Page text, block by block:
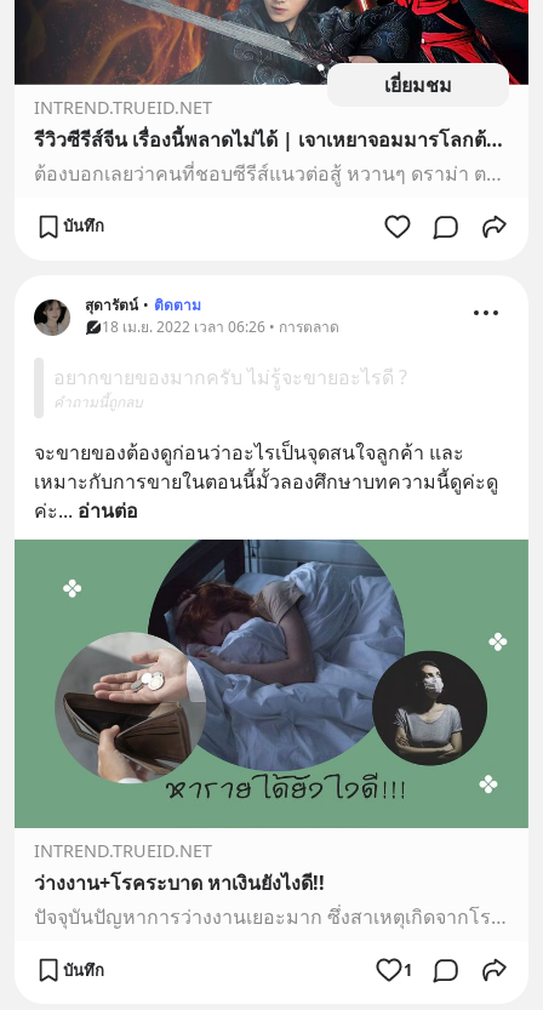
เยี่ยมชม
INTREND.TRUEID.NET
รีวิวซีรีส์จีน เรื่องนี้พลาดไม่ได้ | เจาเหยาจอมมารโลกต้องจำ “TrueID”
ต้องบอกเลยว่าคนที่ชอบซีรีส์แนวต่อสู้ หวานๆ ดราม่า ตลกแนะนำเรื่องนี้เลย พลาดไม่ได้จริงๆเพราะตั้งแต่ดูซีรีส์มาไม่เคยเจอหนังที่ครบทุกด้านขนาดนี้!!!บอกเลยดูกี่รอบก็ไม่มีวันเบื่อเลยจริงๆ ภาพคือดีมาก นางเอก
บันทึก
สุดารัตน์ • ติดตาม
18 เม.ย. 2022 เวลา 06:26 • การตลาด
อยากขายของมากครับ ไม่รู้จะขายอะไรดี ?
คำถามนี้ถูกลบ
จะขายของต้องดูก่อนว่าอะไรเป็นจุดสนใจลูกค้า และ
เหมาะกับการขายในตอนนี้มั้วลองศึกษาบทความนี้ดูค่ะดู
ค่ะ... อ่านต่อ
INTREND.TRUEID.NET
ว่างงาน+โรคระบาด หาเงินยังไงดี!!
ปัจจุบันปัญหาการว่างงานเยอะมาก ซึ่งสาเหตุเกิดจากโรคระบาดโควิด-19. ซึ่งมีผลกระทบต่อรายได้ของประชาชนเป็นอย่างมาก ทำให้คนไม่มีงานทำ ไม่มีเงินใช้ วันนี้เลยจะมาแนะนำงานที่ไม่ต้องไปทำข้างนอก สามารถทำในบ้านส
บันทึก 1